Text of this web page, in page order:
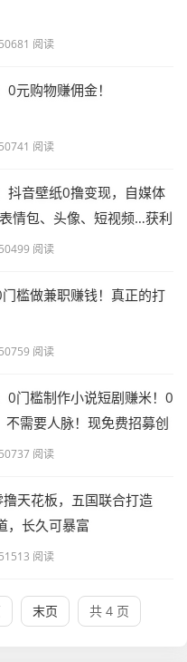
50681 阅读
0元购物赚佣金！
50741 阅读
抖音壁纸0撸变现，自媒体
情包、头像、短视频…获利
50499 阅读
槛做兼职赚钱！真正的打
50759 阅读
0门槛制作小说短剧赚米！0
不需要人脉！现免费招募创
50737 阅读
天花板，五国联合打造
，长久可暴富
51513 阅读
末页 共 4 页